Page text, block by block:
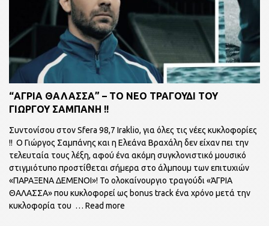
“ΑΓΡΙΑ ΘΑΛΑΣΣΑ” – ΤΟ ΝΕΟ ΤΡΑΓΟΥΔΙ ΤΟΥ
ΓΙΩΡΓΟΥ ΣΑΜΠΑΝΗ !!
Συντονίσου στον Sfera 98,7 Iraklio, για όλες τις νέες κυκλοφορίες
!! Ο Γιώργος Σαμπάνης και η Ελεάνα Βραχάλη δεν είχαν πει την
τελευταία τους λέξη, αφού ένα ακόμη συγκλονιστικό μουσικό
στιγμιότυπο προστίθεται σήμερα στο άλμπουμ των επιτυχιών
«ΠΑΡΑΞΕΝΑ ΔΕΜΕΝΟΙ»! Το ολοκαίνουργιο τραγούδι «ΆΓΡΙΑ
ΘΑΛΑΣΣΑ» που κυκλοφορεί ως bonus track ένα χρόνο μετά την
κυκλοφορία του … Read more